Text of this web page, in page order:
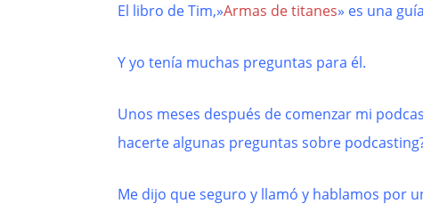
El libro de Tim,»Armas de titanes» es una
Y yo tenía muchas preguntas para él.
Unos meses después de comenzar mi
hacerte algunas preguntas sobre
Me dijo que seguro y llamó y hablamos por